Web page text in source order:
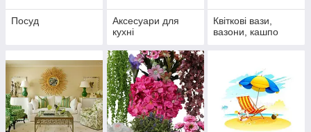
Посуд
Аксесуари для
кухні
Квіткові вази,
вазони, кашпо